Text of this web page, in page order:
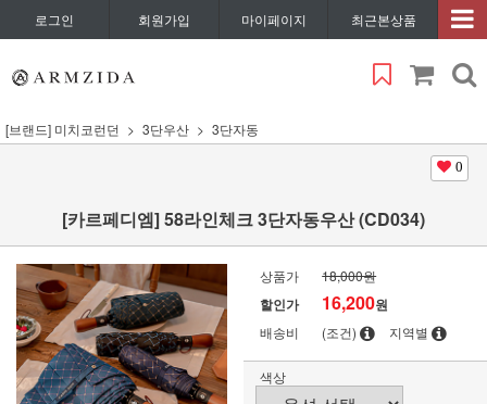
로그인 회원가입 마이페이지 최근본상품
[브랜드] 미치코런던 3단우산 3단자동
0
[카르페디엠] 58라인체크 3단자동우산 (CD034)
상품가 18,000원
할인가 16,200원
배송비 (조건) 지역별
색상